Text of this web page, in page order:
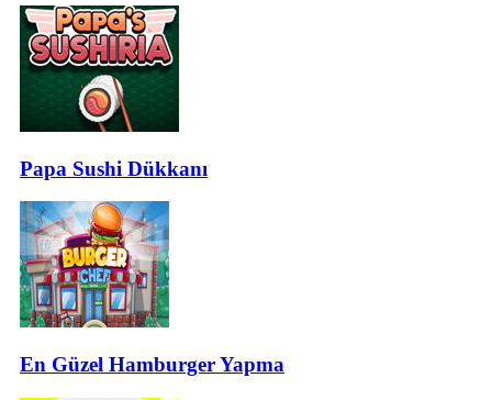
Papa Sushi Dükkanı
En Güzel Hamburger Yapma